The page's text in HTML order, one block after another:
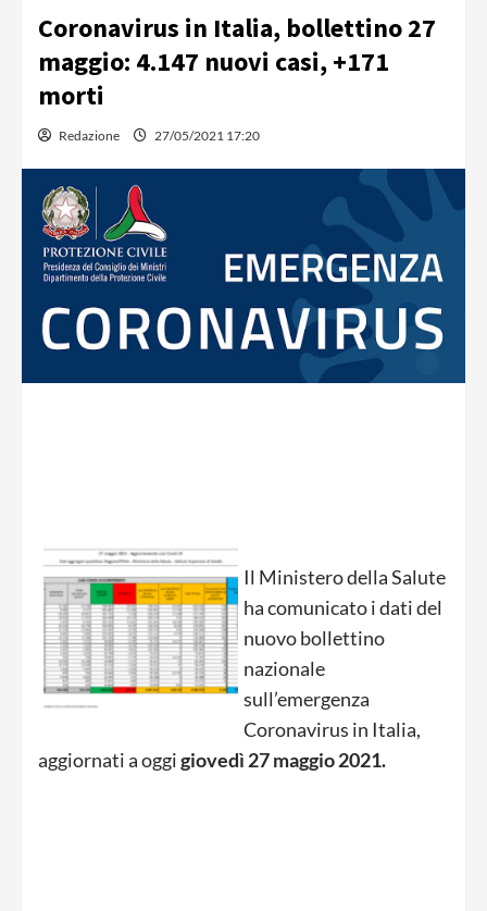
Coronavirus in Italia, bollettino 27
maggio: 4.147 nuovi casi, +171
morti
Redazione 27/05/2021 17:20
Il Ministero della Salute
ha comunicato i dati del
nuovo bollettino
nazionale
sull’emergenza
Coronavirus in Italia,
aggiornati a oggigiovedì 27maggio2021.